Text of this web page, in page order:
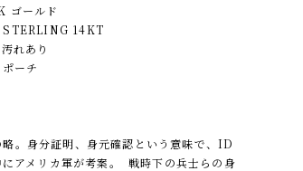
ゴールド
STERLING 14KT
れあり
ーチ
身分証明、身元確認という意味で、ID
アメリカ軍が考案。 戦時下の兵士らの身